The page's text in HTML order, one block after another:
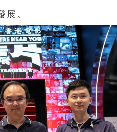
展。